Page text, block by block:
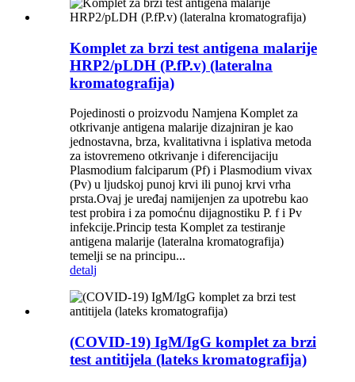
Komplet za brzi test antigena malarije
HRP2/pLDH (P.fP.v) (lateralna
kromatografija)
Pojedinosti o proizvodu Namjena Komplet za
otkrivanje antigena malarije dizajniran je kao
jednostavna, brza, kvalitativna i isplativa metoda
za istovremeno otkrivanje i diferencijaciju
Plasmodium falciparum (Pf) i Plasmodium vivax
(Pv) u ljudskoj punoj krvi ili punoj krvi vrha
prsta.Ovaj je uređaj namijenjen za upotrebu kao
test probira i za pomoćnu dijagnostiku P. f i Pv
infekcije.Princip testa Komplet za testiranje
antigena malarije (lateralna kromatografija)
temelji se na principu...
detalj
(COVID-19) IgM/IgG komplet za brzi
test antitijela (lateks kromatografija)